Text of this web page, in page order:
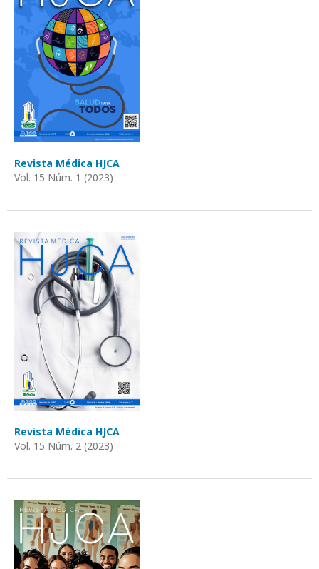
Revista Médica HJCA
Vol. 15 Núm. 1 (2023)
Revista Médica HJCA
Vol. 15 Núm. 2 (2023)